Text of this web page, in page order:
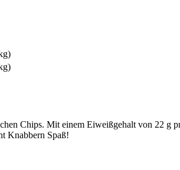
Chips. Mit einem Eiweißgehalt von 22 g
Knabbern Spaß!